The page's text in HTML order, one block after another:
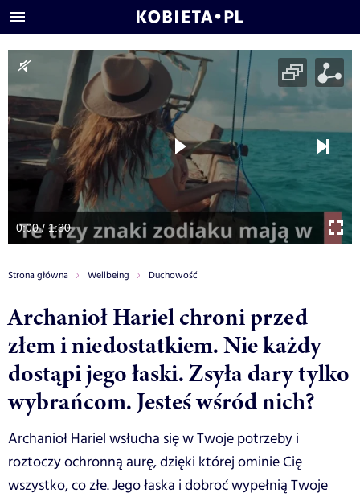
0:00 / 1:30
Strona główna Wellbeing Duchowość
Archanioł Hariel chroni przed
złem i niedostatkiem. Nie każdy
dostąpi jego łaski. Zsyła dary tylko
wybrańcom. Jesteś wśród nich?
Archanioł Hariel wsłucha się w Twoje potrzeby i
roztoczy ochronną aurę, dzięki której ominie Cię
wszystko, co złe. Jego łaska i dobroć wypełnią Twoje